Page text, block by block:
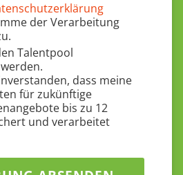
der Verarbeitung
Talentpool
dass meine
für zukünftige
bis zu 12
und verarbeitet